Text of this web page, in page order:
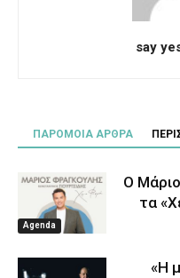
say
ΠΑΡΟΜΟΙΑ ΑΡΘΡΑ
Agenda
Ο
τα
«Η